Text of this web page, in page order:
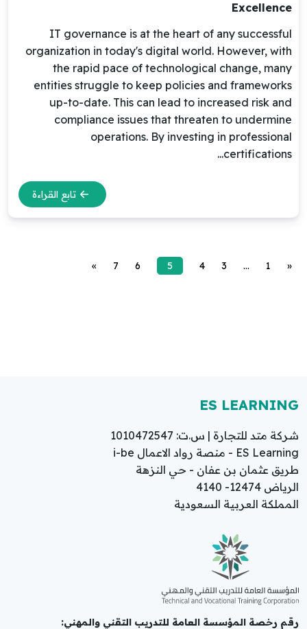
Excellence
IT governance is at the heart of any successful
organization in today's digital world. However, with
the rapid pace of technological change, many
entities struggle to keep policies and frameworks
up-to-date. This can lead to increased risk and
compliance issues that threaten to undermine
operations. By investing in professional
certifications...
تابع القراءة
«
1
…
3
4
5
6
7
»
ES LEARNING
شركة متد للتجارة | س.ت: 1010472547
ES Learning - منصة رواد الاعمال i-be
طريق عثمان بن عفان - حي النزهة
الرياض 12474- 4140
المملكة العربية السعودية
رقم رخصة المؤسسة العامة للتدريب التقني والمهني: